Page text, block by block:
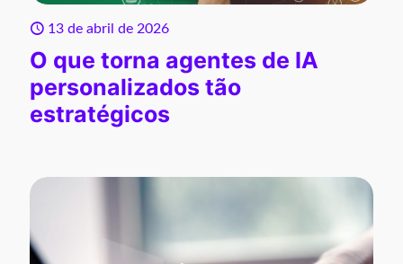
13 de abril de 2026
O que torna agentes de IA
personalizados tão
estratégicos